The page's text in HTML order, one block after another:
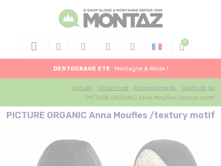
DESTOCKAGE ETE : Montagne & Mode !
Accueil Glisse hiver Accessoires ski
Gants de ski
PICTURE ORGANIC Anna Moufles /textury motif
PICTURE ORGANIC Anna Moufles /textury motif